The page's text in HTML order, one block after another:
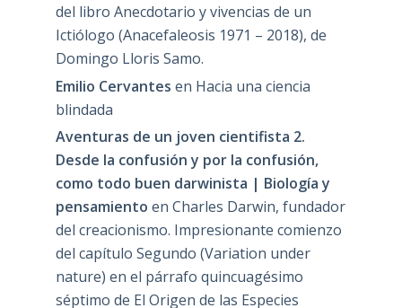
del libro Anecdotario y vivencias de un
Ictiólogo (Anacefaleosis 1971 – 2018), de
Domingo Lloris Samo.
Emilio Cervantes en Hacia una ciencia
blindada
Aventuras de un joven cientifista 2.
Desde la confusión y por la confusión,
como todo buen darwinista | Biología y
pensamiento en Charles Darwin, fundador
del creacionismo. Impresionante comienzo
del capítulo Segundo (Variation under
nature) en el párrafo quincuagésimo
séptimo de El Origen de las Especies